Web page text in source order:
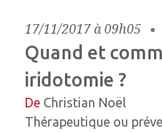
17/11/2017 à 09h05
Quand et
iridotomie ?
De Christian Noël
Thérapeutique ou